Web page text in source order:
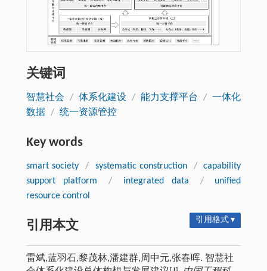
关键词
智慧社会 / 体系化建设 / 能力支撑平台 / 一体化
数据 / 统一资源管控
Key words
smart society / systematic construction /
capability
support platform
/ integrated data /
unified
resource control
引用本文 引用格式 ▾
雷斌,蓝羽石,黎茂林,潘建群,周中元,张春晖. 智慧社